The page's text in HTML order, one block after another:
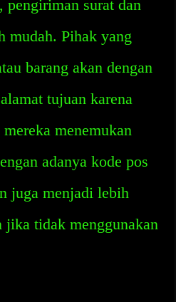
pengiriman surat dan
mudah. Pihak yang
barang akan dengan
tujuan karena
menemukan
adanya kode pos
juga menjadi lebih
jika tidak menggunakan